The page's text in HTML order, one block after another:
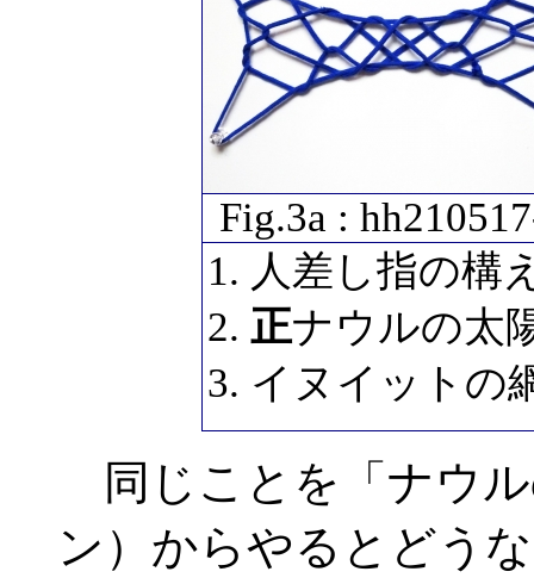
Fig.3a :
人差し指の構
正ナウルの太
イヌイットの
同じことを「ナウ
ン）からやるとどう